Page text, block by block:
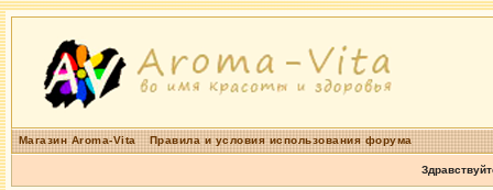
Магазин Aroma-Vita Правила и условия использования форума